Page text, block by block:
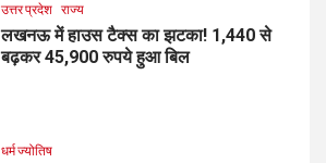
उत्तर प्रदेश राज्य
लखनऊ में हाउस टैक्स का झटका! 1,440 से
बढ़कर 45,900 रुपये हुआ बिल
धर्म ज्योतिष